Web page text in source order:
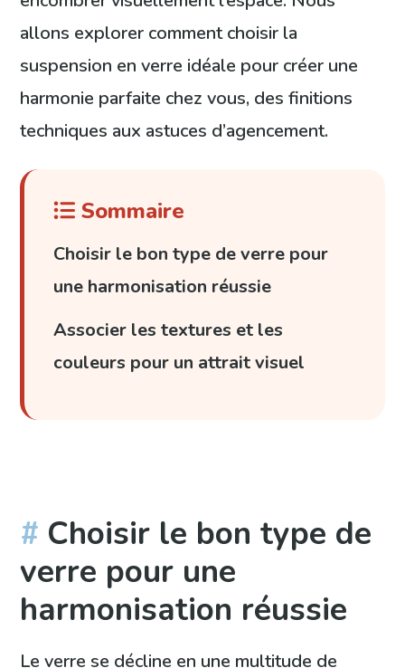
allons explorer comment choisir la
suspension en verre idéale pour créer une
harmonie parfaite chez vous, des finitions
techniques aux astuces d’agencement.
Sommaire
Choisir le bon type de verre pour
une harmonisation réussie
Associer les textures et les
couleurs pour un attrait visuel
Choisir le bon type de
verre pour une
harmonisation réussie
Le verre se décline en une multitude de